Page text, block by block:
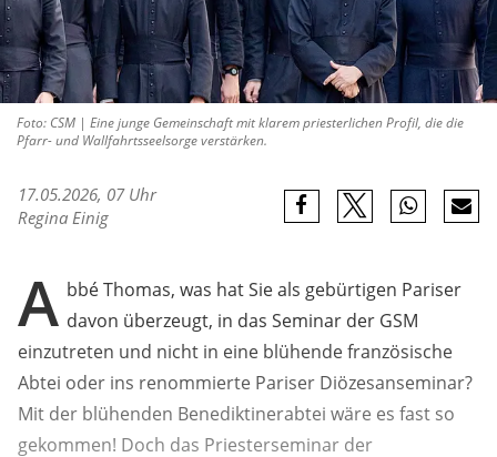
Foto: CSM | Eine junge Gemeinschaft mit klarem priesterlichen Profil, die die
Pfarr- und Wallfahrtsseelsorge verstärken.
17.05.2026, 07 Uhr
Regina Einig
A bbé Thomas, was hat Sie als gebürtigen Pariser
davon überzeugt, in das Seminar der GSM
einzutreten und nicht in eine blühende französische
Abtei oder ins renommierte Pariser Diözesanseminar?
Mit der blühenden Benediktinerabtei wäre es fast so
gekommen! Doch das Priesterseminar der